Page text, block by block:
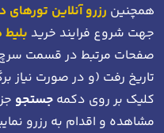
همچنین رزرو آنلاین تورهای
جهت شروع فرایند خرید بلیط
صفحات مرتبط در قسمت
تاریخ رفت (و در صورت نیاز
کلیک بر روی دکمه جستجو
مشاهده و اقدام به رزرو